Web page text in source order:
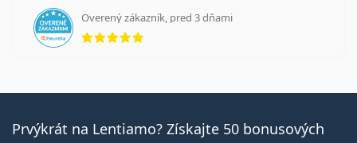
Overený zákazník, pred 3 dňami
hodnotenie 5 z 5
Prvýkrát na Lentiamo? Získajte 50 bonusových